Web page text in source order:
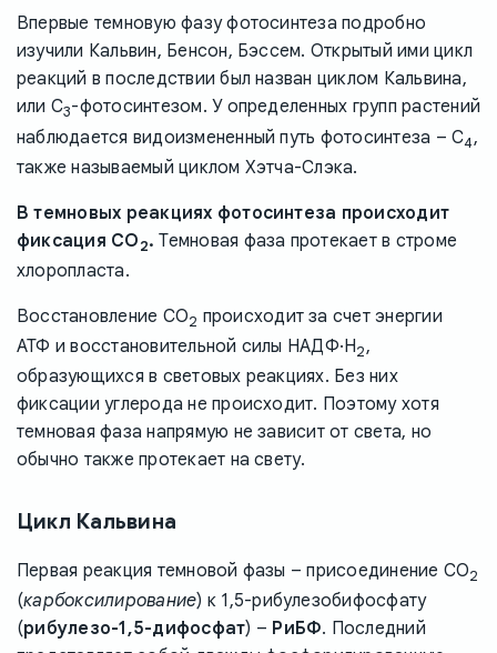
Впервые темновую фазу фотосинтеза подробно
изучили Кальвин, Бенсон, Бэссем. Открытый ими цикл
реакций в последствии был назван циклом Кальвина,
или C3-фотосинтезом. У определенных групп растений
наблюдается видоизмененный путь фотосинтеза – C4,
также называемый циклом Хэтча-Слэка.
В темновых реакциях фотосинтеза происходит
фиксация CO2. Темновая фаза протекает в строме
хлоропласта.
Восстановление CO2 происходит за счет энергии
АТФ и восстановительной силы НАДФ·H2,
образующихся в световых реакциях. Без них
фиксации углерода не происходит. Поэтому хотя
темновая фаза напрямую не зависит от света, но
обычно также протекает на свету.
Цикл Кальвина
Первая реакция темновой фазы – присоединение CO2
(карбоксилирование) к 1,5-рибулезобифосфату
(рибулезо-1,5-дифосфат) – РиБФ. Последний